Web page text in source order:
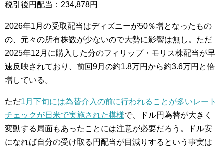
税引後円配当：234,878円
2026年1月の受取配当はディズニーが50％増となったもの
の、元々の所有株数が少ないので大勢に影響は無し。ただ
2025年12月に購入した分のフィリップ・モリス株配当が早
速反映されており、前回9月の約1.8万円から約3.6万円と倍
増している。
ただ1月下旬には為替介入の前に行われることが多いレート
チェックが日米で実施された模様で、ドル円為替が大きく
変動する局面もあったことには注意が必要だろう。ドル安
になれば自分の受け取る円配当が目減りするという事実は